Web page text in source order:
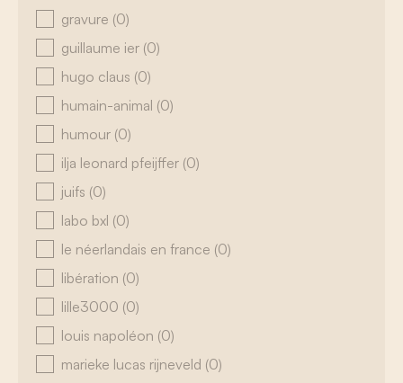
gravure (0)
guillaume ier (0)
hugo claus (0)
humain-animal (0)
humour (0)
ilja leonard pfeijffer (0)
juifs (0)
labo bxl (0)
le néerlandais en france (0)
libération (0)
lille3000 (0)
louis napoléon (0)
marieke lucas rijneveld (0)